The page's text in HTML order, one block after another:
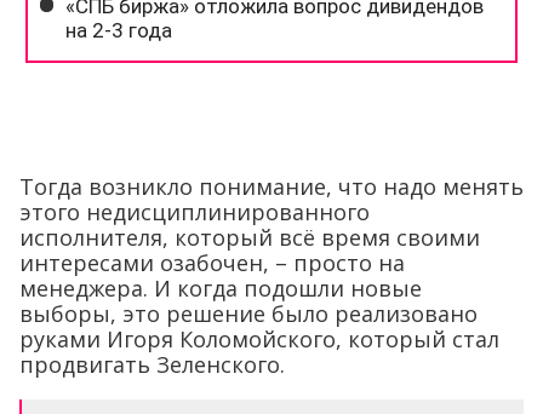
Тогда возникло понимание, что надо менять
этого недисциплинированного
исполнителя, который всё время своими
интересами озабочен, – просто на
менеджера. И когда подошли новые
выборы, это решение было реализовано
руками Игоря Коломойского, который стал
продвигать Зеленского.